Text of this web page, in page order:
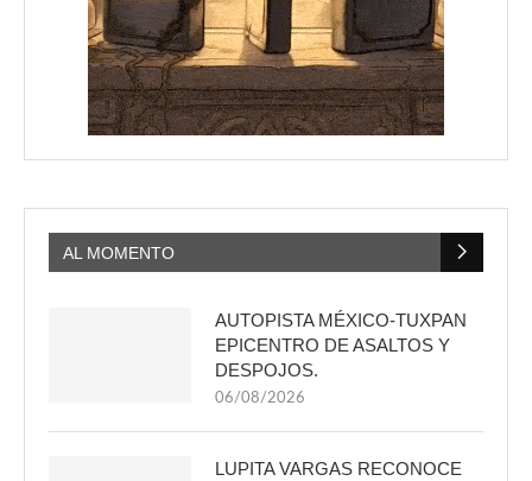
AL MOMENTO
AUTOPISTA MÉXICO-TUXPAN
EPICENTRO DE ASALTOS Y
DESPOJOS.
06/08/2026
LUPITA VARGAS RECONOCE